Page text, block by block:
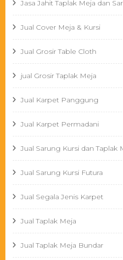
Jasa Jahit Taplak Meja dan
Jual Cover Meja & Kursi
Jual Grosir Table Cloth
jual Grosir Taplak Meja
Jual Karpet Panggung
Jual Karpet Permadani
Jual Sarung Kursi dan Taplak
Jual Sarung Kursi Futura
Jual Segala Jenis Karpet
Jual Taplak Meja
Jual Taplak Meja Bundar